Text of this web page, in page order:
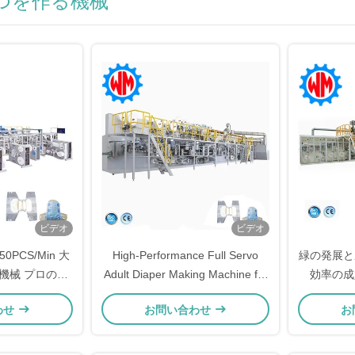
ビデオ
Min 大
械 プロのデ
せ
ビデオ
High-Performance Full Servo
Adult Diaper Making Machine for
Large-Scale Production Needs
お問い合わせ
緑の発展
効率の